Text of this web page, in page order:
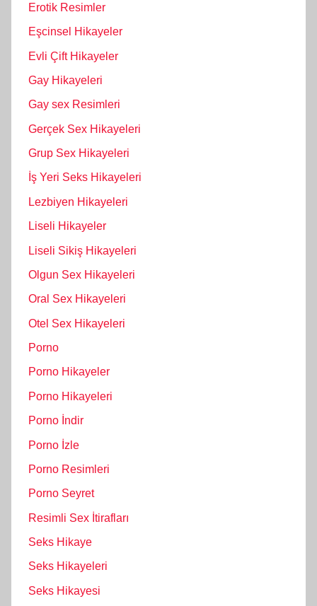
Erotik Resimler
Eşcinsel Hikayeler
Evli Çift Hikayeler
Gay Hikayeleri
Gay sex Resimleri
Gerçek Sex Hikayeleri
Grup Sex Hikayeleri
İş Yeri Seks Hikayeleri
Lezbiyen Hikayeleri
Liseli Hikayeler
Liseli Sikiş Hikayeleri
Olgun Sex Hikayeleri
Oral Sex Hikayeleri
Otel Sex Hikayeleri
Porno
Porno Hikayeler
Porno Hikayeleri
Porno İndir
Porno İzle
Porno Resimleri
Porno Seyret
Resimli Sex İtirafları
Seks Hikaye
Seks Hikayeleri
Seks Hikayesi